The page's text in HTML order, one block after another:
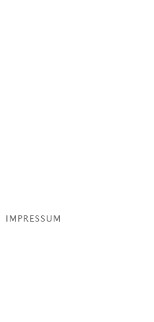
IMPRESSUM